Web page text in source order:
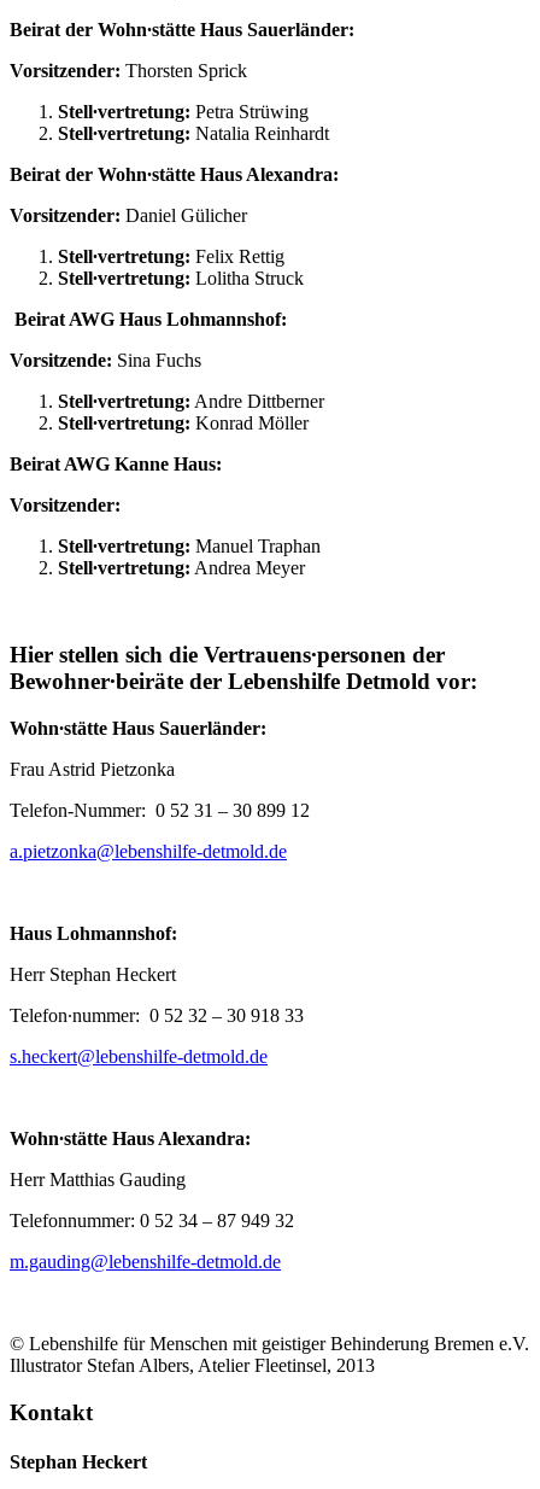
Beirat der Wohn∙stätte Haus Sauerländer:
Vorsitzender: Thorsten Sprick
Stell∙vertretung: Petra Strüwing
Stell∙vertretung: Natalia Reinhardt
Beirat der Wohn∙stätte Haus Alexandra:
Vorsitzender: Daniel Gülicher
Stell∙vertretung: Felix Rettig
Stell∙vertretung: Lolitha Struck
Beirat AWG Haus Lohmannshof:
Vorsitzende: Sina Fuchs
Stell∙vertretung: Andre Dittberner
Stell∙vertretung: Konrad Möller
Beirat AWG Kanne Haus:
Vorsitzender:
Stell∙vertretung: Manuel Traphan
Stell∙vertretung: Andrea Meyer
Hier stellen sich die Vertrauens∙personen der
Bewohner∙beiräte der Lebenshilfe Detmold vor:
Wohn∙stätte Haus Sauerländer:
Frau Astrid Pietzonka
Telefon-Nummer: 0 52 31 – 30 899 12
a.pietzonka@lebenshilfe-detmold.de
Haus Lohmannshof:
Herr Stephan Heckert
Telefon∙nummer: 0 52 32 – 30 918 33
s.heckert@lebenshilfe-detmold.de
Wohn∙stätte Haus Alexandra:
Herr Matthias Gauding
Telefonnummer: 0 52 34 – 87 949 32
m.gauding@lebenshilfe-detmold.de
© Lebenshilfe für Menschen mit geistiger Behinderung Bremen e.V.
Illustrator Stefan Albers, Atelier Fleetinsel, 2013
Kontakt
Stephan Heckert